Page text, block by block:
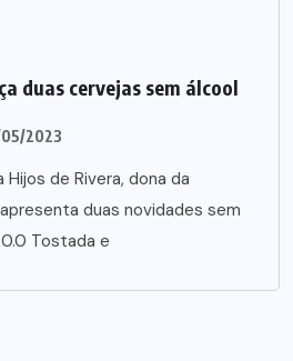
duas cervejas sem álcool
05/2023
de Rivera, dona da
duas novidades sem
Tostada e